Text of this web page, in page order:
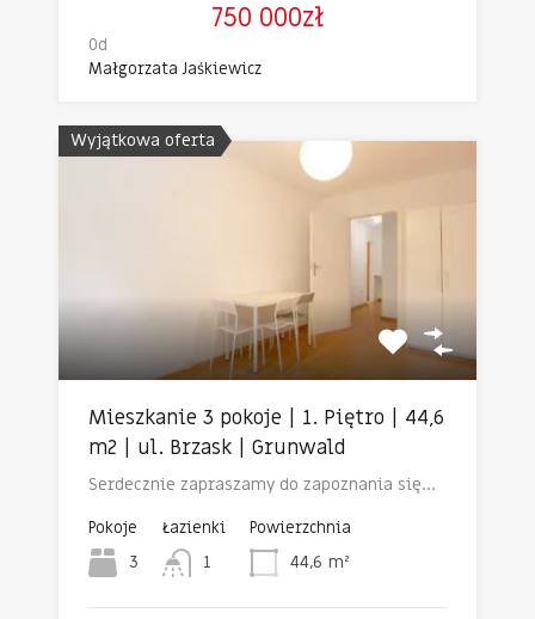
750 000zł
Od
Małgorzata Jaśkiewicz
Wyjątkowa oferta
Mieszkanie 3 pokoje | 1. Piętro | 44,6
m2 | ul. Brzask | Grunwald
Serdecznie zapraszamy do zapoznania się…
Pokoje
3
Łazienki
1
Powierzchnia
44,6 m²